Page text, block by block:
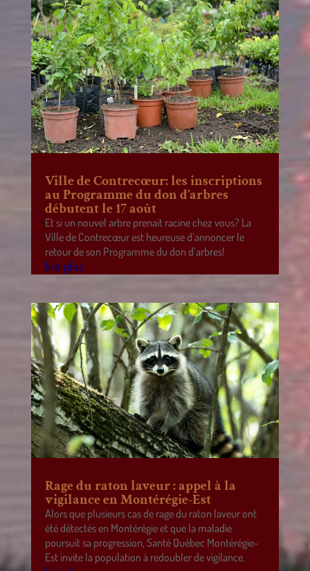
Ville de Contrecœur: les inscriptions
au Programme du don d’arbres
débutent le 17 août
Et si un nouvel arbre prenait racine chez vous? La
Ville de Contrecœur est heureuse d’annoncer le
retour de son Programme du don d’arbres!
lire plus
Rage du raton laveur : appel à la
vigilance en Montérégie-Est
Alors que plusieurs cas de rage du raton laveur ont
été détectés en Montérégie et que la maladie
poursuit sa progression, Santé Québec Montérégie-
Est invite la population à redoubler de vigilance.